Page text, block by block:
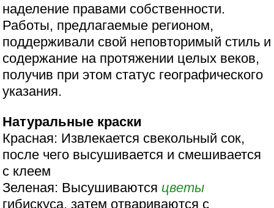
наделение правами собственности.
Работы, предлагаемые регионом,
поддерживали свой неповторимый стиль и
содержание на протяжении целых веков,
получив при этом статус географического
указания.
Натуральные краски
Красная: Извлекается свекольный сок,
после чего высушивается и смешивается
с клеем
Зеленая: Высушиваются цветы
гибискуса, затем отвариваются с